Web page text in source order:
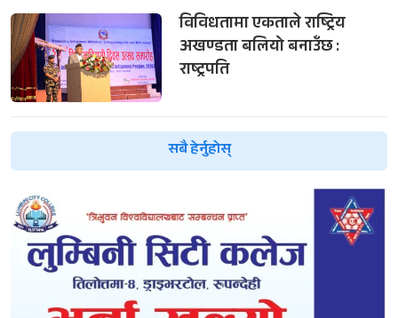
विविधतामा एकताले राष्ट्रिय
अखण्डता बलियो बनाउँछ :
राष्ट्रपति
सबै हेर्नुहोस्